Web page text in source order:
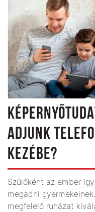
ADJUNK
KEZÉBE?
Szülőként az ember
megadni
megfelelő ruházat